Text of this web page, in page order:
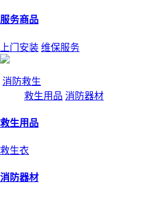
服务商品
上门安装 维保服务
消防救生
救生用品 消防器材
救生用品
救生衣
消防器材